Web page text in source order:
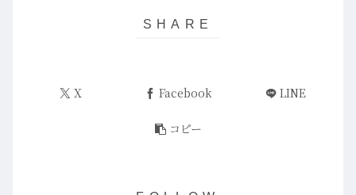
X Facebook LINE
コピー